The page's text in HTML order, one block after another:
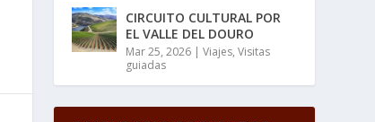
CIRCUITO CULTURAL POR
EL VALLE DEL DOURO
Mar 25, 2026 |Viajes,Visitas
guiadas